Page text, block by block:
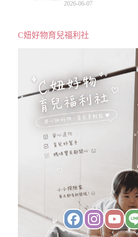
級、表演更新、船上慶
2026-06-07
C妞好物育兒福利社